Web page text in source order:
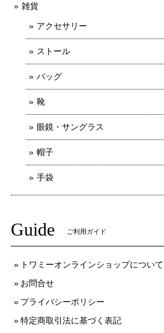
雑貨
アクセサリー
ストール
バッグ
靴
眼鏡・サングラス
帽子
手袋
Guide ご利用ガイド
トワミーオンラインショップについて
お問合せ
プライバシーポリシー
特定商取引法に基づく表記